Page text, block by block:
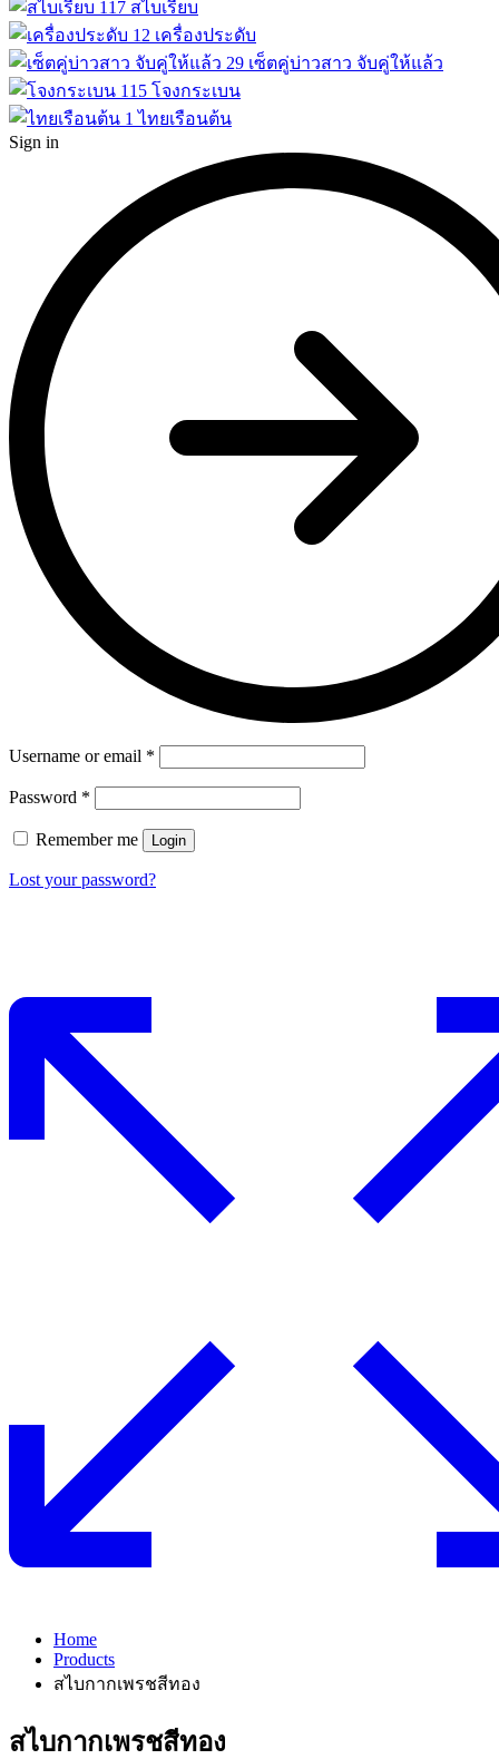
117 สไบเรียบ
12 เครื่องประดับ
29 เซ็ตคู่บ่าวสาว จับคู่ให้แล้ว
115 โจงกระเบน
1 ไทยเรือนต้น
Sign in
Username or email *
Password *
Remember me Login
Lost your password?
Home
Products
สไบกากเพรชสีทอง
สไบกากเพรชสีทอง